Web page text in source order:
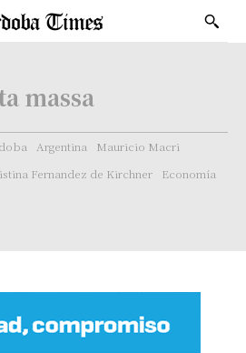
massa
Argentina
Mauricio Macri
Fernandez de Kirchner
Economía